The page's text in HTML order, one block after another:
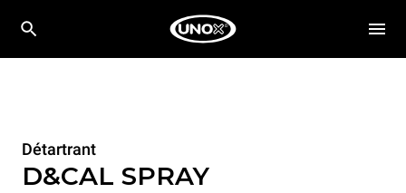
Détartrant
D&CAL SPRAY